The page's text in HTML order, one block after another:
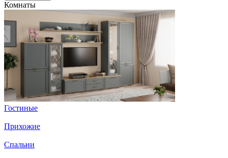
Комнаты
Гостиные
Прихожие
Спальни